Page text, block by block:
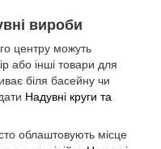
вироби
центру можуть
або інші товари для
біля басейну чи
Надувні круги та
облаштовують місце